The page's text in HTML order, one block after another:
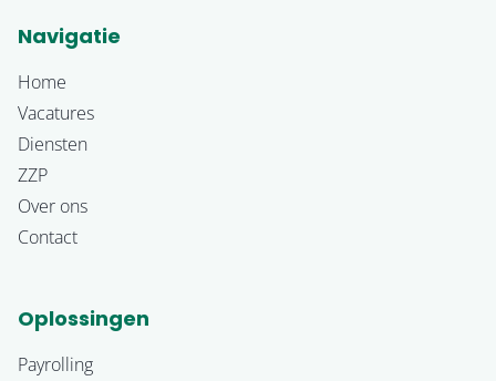
Navigatie
Home
Vacatures
Diensten
ZZP
Over ons
Contact
Oplossingen
Payrolling